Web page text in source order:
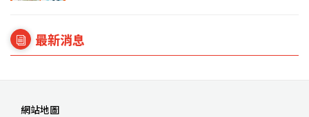
最新消息
網站地圖